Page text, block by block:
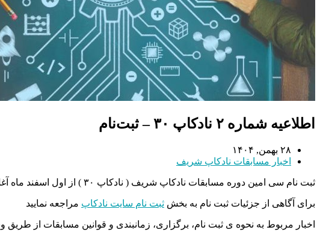
اطلاعیه شماره ۲ نادکاپ ۳۰ – ثبت‌نام
۲۸ بهمن, ۱۴۰۴
اخبار مسابقات نادکاپ شریف
ثبت نام سی امین دوره مسابقات نادکاپ شریف ( نادکاپ ۳۰ ) از اول اسفند ماه آغاز شده است و تا پایان اسفند ماه ادامه دارد. همچنین ثبت نام با تاخیر از تاریخ ۱ لغایت ۲۱ فروردین ماه انجام خواهد شد.
برای آگاهی از جزئیات ثبت نام به بخش ثبت نام سایت نادکاپ مراجعه نمایید
اخبار مربوط به نحوه ی ثبت نام، برگزاری، زمانبندی و قوانین مسابقات از